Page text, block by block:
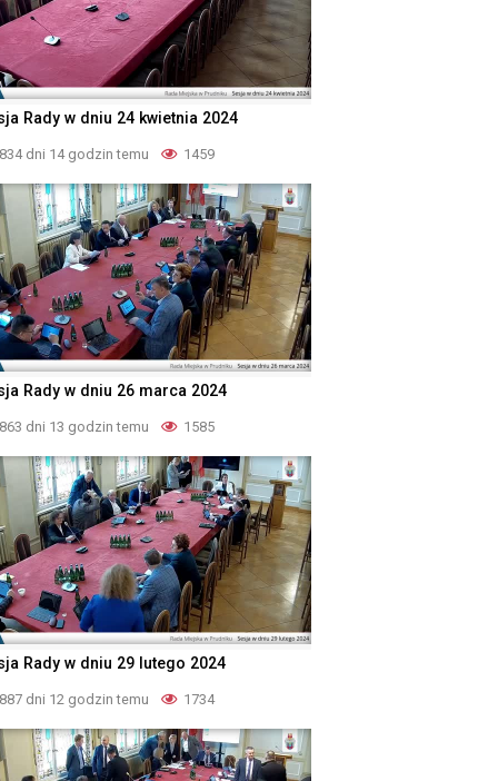
Rady w dniu 24 kwietnia 2024
834 dni 14 godzin temu 1459
Rady w dniu 26 marca 2024
863 dni 13 godzin temu 1585
Rady w dniu 29 lutego 2024
887 dni 12 godzin temu 1734